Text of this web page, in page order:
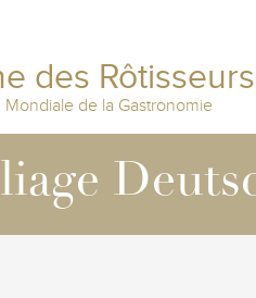
des Rôtisseurs
Mondiale de la Gastronomie